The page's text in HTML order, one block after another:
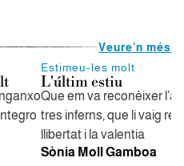
Veure'n més
Estimeu-les molt
L'últim estiu
Que em va reconèixer
tres inferns, que li vaig
llibertat i la valentia
Sònia Moll Gamboa